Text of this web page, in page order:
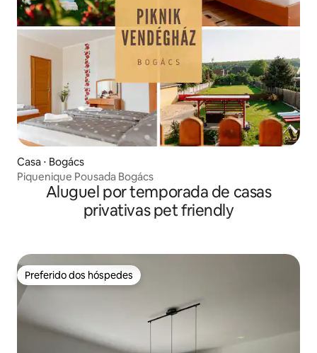
Casa ⋅ Bogács
Piquenique Pousada Bogács
Aluguel por temporada de casas
privativas pet friendly
Preferido dos hóspedes
Preferido dos hóspedes